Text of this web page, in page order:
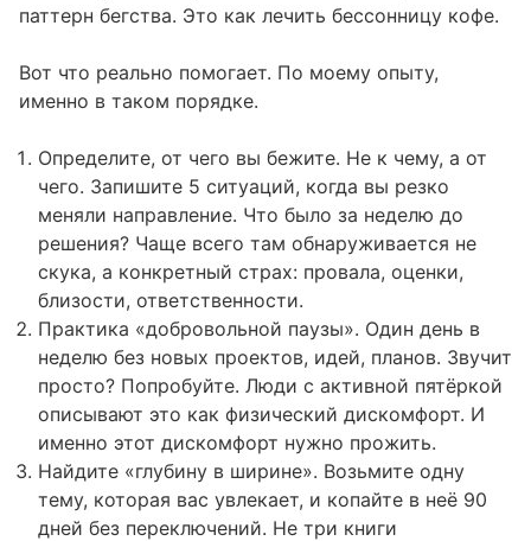
паттерн бегства. Это как лечить бессонницу кофе.
Вот что реально помогает. По моему опыту,
именно в таком порядке.
Определите, от чего вы бежите. Не к чему, а от
чего. Запишите 5 ситуаций, когда вы резко
меняли направление. Что было за неделю до
решения? Чаще всего там обнаруживается не
скука, а конкретный страх: провала, оценки,
близости, ответственности.
Практика «добровольной паузы». Один день в
неделю без новых проектов, идей, планов. Звучит
просто? Попробуйте. Люди с активной пятёркой
описывают это как физический дискомфорт. И
именно этот дискомфорт нужно прожить.
Найдите «глубину в ширине». Возьмите одну
тему, которая вас увлекает, и копайте в неё 90
дней без переключений. Не три книги